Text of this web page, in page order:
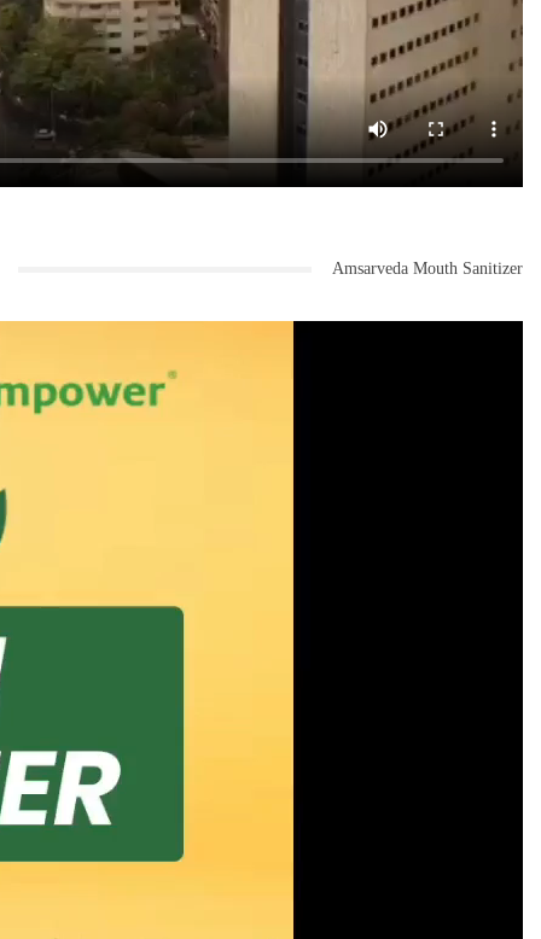
Amsarveda Mouth Sanitizer